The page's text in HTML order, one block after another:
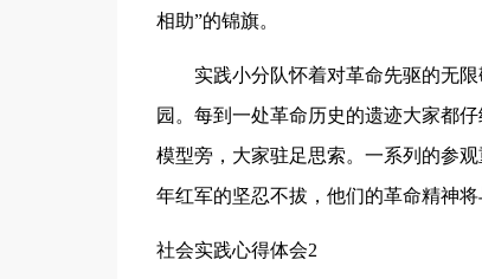
相助”的锦旗。
实践小分队怀着对革命先驱的无
园。每到一处革命历史的遗迹大家都
模型旁，大家驻足思索。一系列的参
年红军的坚忍不拔，他们的革命精神将
社会实践心得体会2